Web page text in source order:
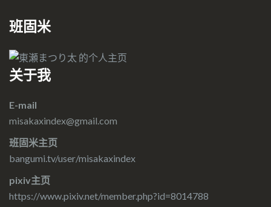
班固米
关于我
E-mail
misakaxindex@gmail.com
班固米主页
bangumi.tv/user/misakaxindex
pixiv主页
https://www.pixiv.net/member.php?id=8014788